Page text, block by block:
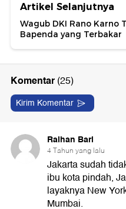
Artikel Selanjutnya
Wagub DKI Rano Karno
Bapenda yang Terbakar